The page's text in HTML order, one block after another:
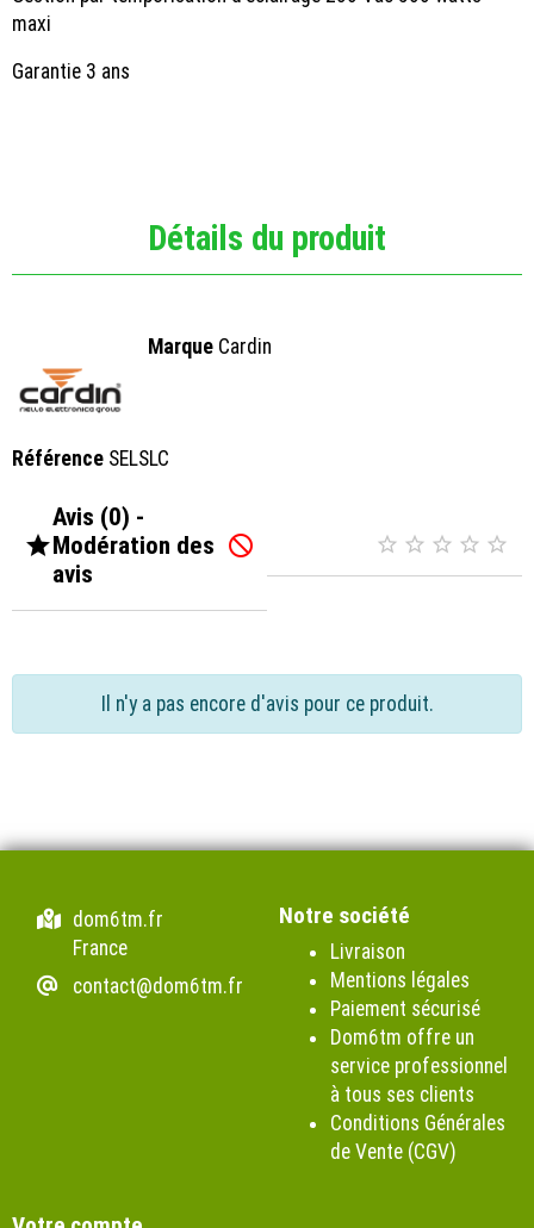
maxi
Garantie 3 ans
Détails du produit
Marque Cardin
Référence SELSLC

Avis (0) -
Modération des
avis
     
Il n'y a pas encore d'avis pour ce produit.
dom6tm.fr
France
contact@dom6tm.fr
Notre société
Livraison
Mentions légales
Paiement sécurisé
Dom6tm offre un
service professionnel
à tous ses clients
Conditions Générales
de Vente (CGV)